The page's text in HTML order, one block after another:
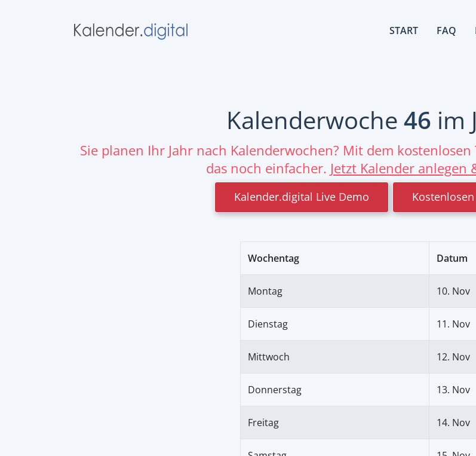
START FAQ
Kalenderwoche 46 im
Sie planen Ihr Jahr nach Kalenderwochen? Mit dem
das noch einfacher. Jetzt Kalender anlegen
Kalender.digital Live Demo
Wochentag Datum
Montag 10. Nov
Dienstag 11. Nov
Mittwoch 12. Nov
Donnerstag 13. Nov
Freitag 14. Nov